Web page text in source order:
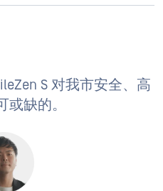
S 对我市安全、高
缺的。